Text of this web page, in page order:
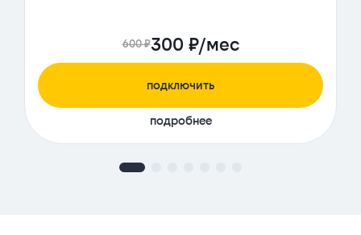
600 ₽300 ₽/мес
подключить
подробнее